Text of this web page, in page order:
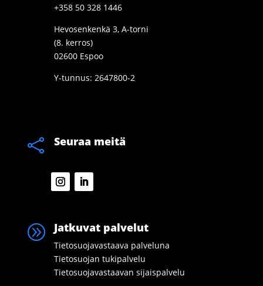
+358 50 328 1446
Hevosenkenkä 3, A-torni
(8. kerros)
02600 Espoo
Y-tunnus: 2647800-2
 Seuraa meitä
A Jatkuvat palvelut
Tietosuojavastaava palveluna
Tietosuojan tukipalvelu
Tietosuojavastaavan sijaispalvelu